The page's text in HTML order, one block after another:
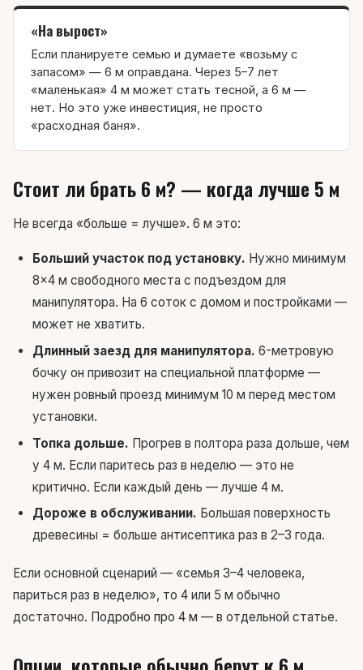
«На вырост»
Если планируете семью и думаете «возьму с
запасом» — 6 м оправдана. Через 5–7 лет
«маленькая» 4 м может стать тесной, а 6 м —
нет. Но это уже инвестиция, не просто
«расходная баня».
Стоит ли брать 6 м? — когда лучше 5 м
Не всегда «больше = лучше». 6 м это:
Больший участок под установку. Нужно минимум
8×4 м свободного места с подъездом для
манипулятора. На 6 соток с домом и постройками —
может не хватить.
Длинный заезд для манипулятора. 6-метровую
бочку он привозит на специальной платформе —
нужен ровный проезд минимум 10 м перед местом
установки.
Топка дольше. Прогрев в полтора раза дольше, чем
у 4 м. Если паритесь раз в неделю — это не
критично. Если каждый день — лучше 4 м.
Дороже в обслуживании. Большая поверхность
древесины = больше антисептика раз в 2–3 года.
Если основной сценарий — «семья 3–4 человека,
париться раз в неделю», то 4 или 5 м обычно
достаточно. Подробно про 4 м — в отдельной статье.